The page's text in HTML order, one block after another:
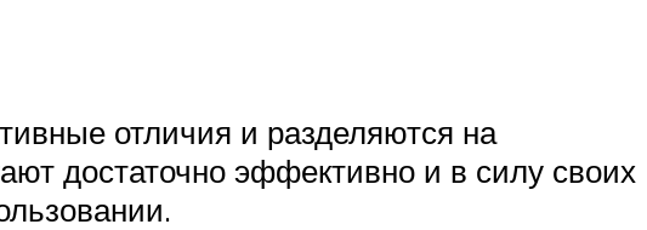
отличия и разделяются на
достаточно эффективно и в силу своих